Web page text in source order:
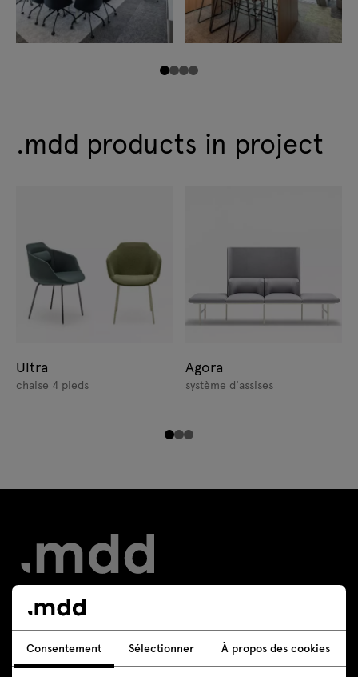
.mdd products in project
Ultra
chaise 4 pieds
Agora
système d'assises
Contact
+48 605 293 226
Consentement Sélectionner À propos des cookies